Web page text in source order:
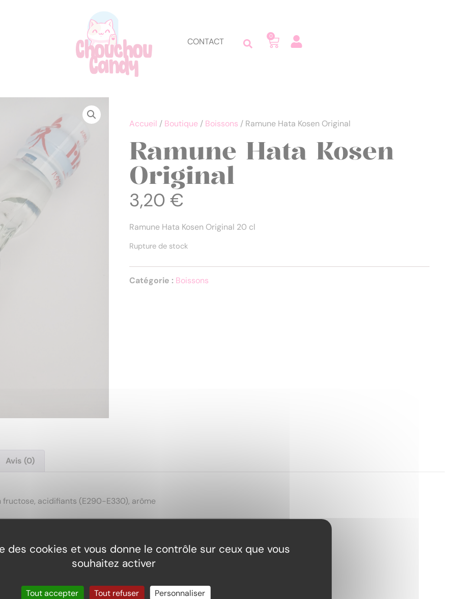
CONTACT
0
Accueil / Boutique / Boissons / Ramune Hata Kosen Original
Ramune Hata Kosen
Original
3,20 €
Ramune Hata Kosen Original 20 cl
Rupture de stock
Catégorie : Boissons
Avis (0)
fructose, acidifiants (E290-E330), arôme
des cookies et vous donne le contrôle sur ceux que vous
souhaitez activer
Tout accepter Tout refuser Personnaliser